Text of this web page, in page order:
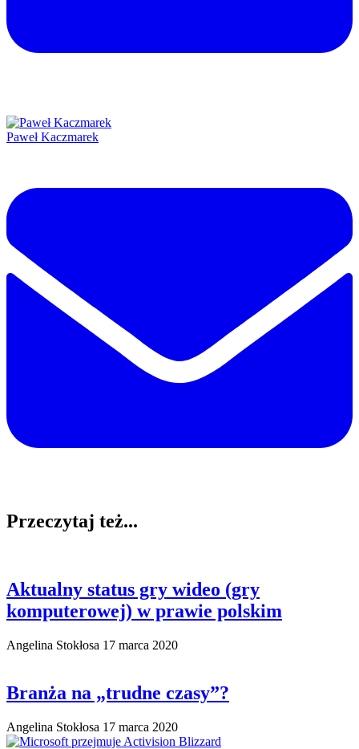
Paweł Kaczmarek
Przeczytaj też...
Aktualny status gry wideo (gry
komputerowej) w prawie polskim
Angelina Stokłosa 17 marca 2020
Branża na „trudne czasy”?
Angelina Stokłosa 17 marca 2020